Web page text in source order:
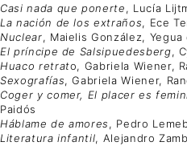
Casi nada que ponerte, Lucía
La nación de los extraños, Ece
Nuclear, Maielis González, Yegua
El príncipe de Salsipuedesberg,
Huaco retrato, Gabriela Wiener,
Sexografías, Gabriela Wiener,
Coger y comer, El placer es
Paidós
Háblame de amores, Pedro
Literatura infantil, Alejandro